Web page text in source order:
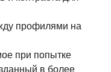
профилями на
при попытке
в более